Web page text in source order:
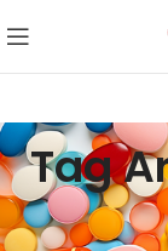
Tag